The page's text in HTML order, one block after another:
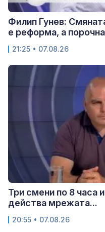
Филип Гунев:
е реформа, а
21:25 • 07.08.26
Три смени по 8 часа
действа мрежата...
20:55 • 07.08.26